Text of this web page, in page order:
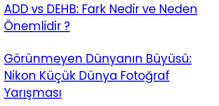
ADD vs DEHB: Fark Nedir ve Neden
Önemlidir ?
Görünmeyen Dünyanın Büyüsü:
Nikon Küçük Dünya Fotoğraf
Yarışması